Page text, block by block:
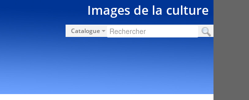
Images de la culture
Catalogue